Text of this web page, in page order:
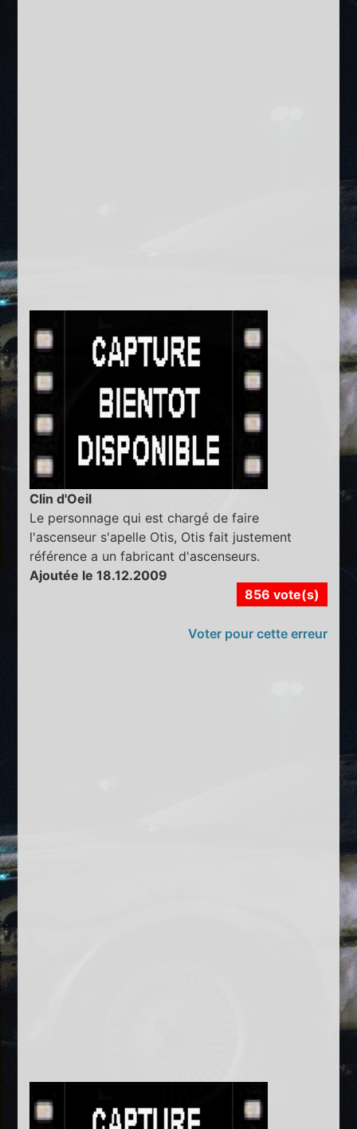
Clin d'Oeil
Le personnage qui est chargé de faire
l'ascenseur s'apelle Otis, Otis fait justement
référence a un fabricant d'ascenseurs.
Ajoutée le 18.12.2009
856 vote(s)
Voter pour cette erreur